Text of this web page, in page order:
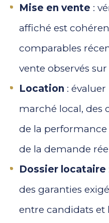
Mise en vente :
affiché est
comparables
vente observés
Location :
marché local, des
de la performance
de la demande
Dossier locataire
des garanties
entre candidats et